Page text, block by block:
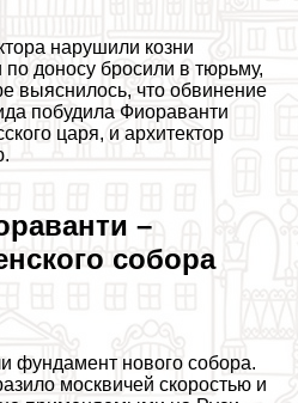
нарушили козни
доносу бросили в тюрьму,
выяснилось, что обвинение
побудила Фиораванти
царя, и архитектор
–
собора
фундамент нового собора.
москвичей скоростью и